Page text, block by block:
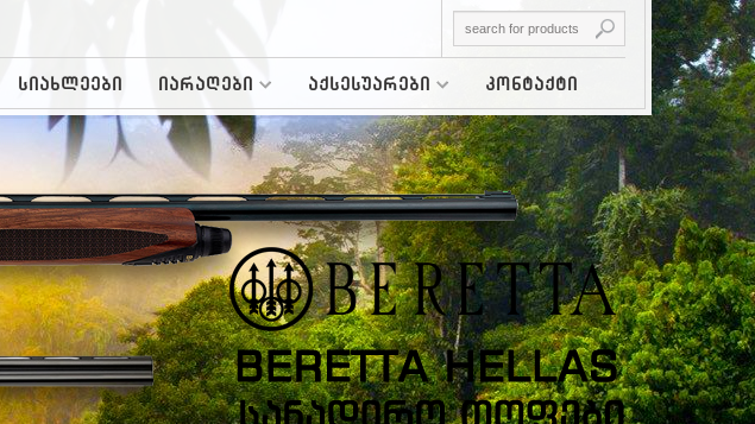
სიახლეები იარაღები აქსესუარები კონტაქტი